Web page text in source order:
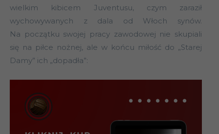
wielkim kibicem Juventusu, czym zaraził
wychowywanych z dala od Włoch synów.
Na początku swojej pracy zawodowej nie skupiali
się na piłce nożnej, ale w końcu miłość do „Starej
Damy” ich „dopadła”: